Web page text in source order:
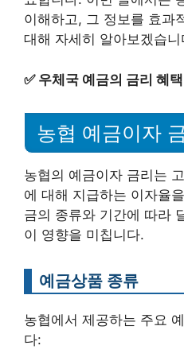
이해하고, 그 정보를 효과
대해 자세히 알아보겠습니
✅ 우체국 예금의 금리 혜
농협 예금이자
농협의 예금이자 금리는
에 대해 지급하는 이자율
금의 종류와 기간에 따라
이 영향을 미칩니다.
예금상품 종류
농협에서 제공하는 주요
다: